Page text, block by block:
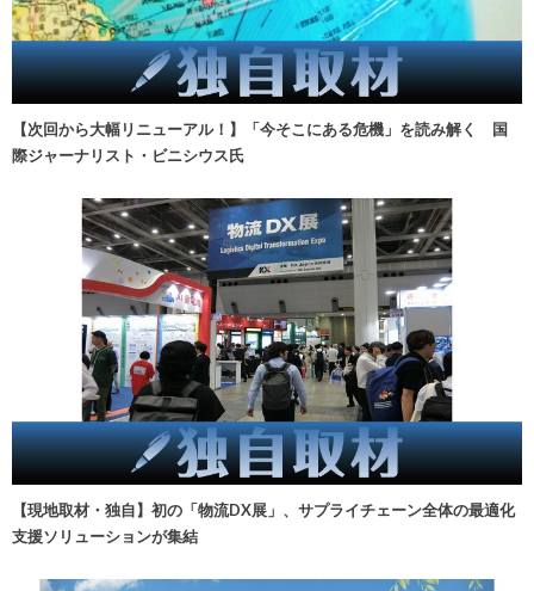
【次回から大幅リニューアル！】「今そこにある危機」を読み解く 国
際ジャーナリスト・ビニシウス氏
【現地取材・独自】初の「物流DX展」、サプライチェーン全体の最適化
支援ソリューションが集結